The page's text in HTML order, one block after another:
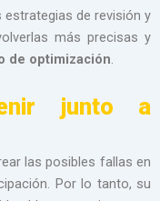
de revisión y
más precisas y
de optimización.
junto a
las posibles fallas en
Por lo tanto, su